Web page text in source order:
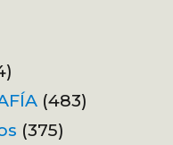
(483)
(375)